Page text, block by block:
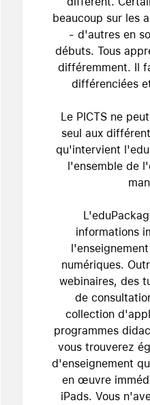
beaucoup sur les
- d'autres en
débuts. Tous
différemment. Il
différenciées
Le PICTS ne
seul aux
qu'intervient
l'ensemble de
informations
numériques.
webinaires, des
de
collection
programmes
vous trouverez
d'enseignement
en œuvre
iPads. Vous